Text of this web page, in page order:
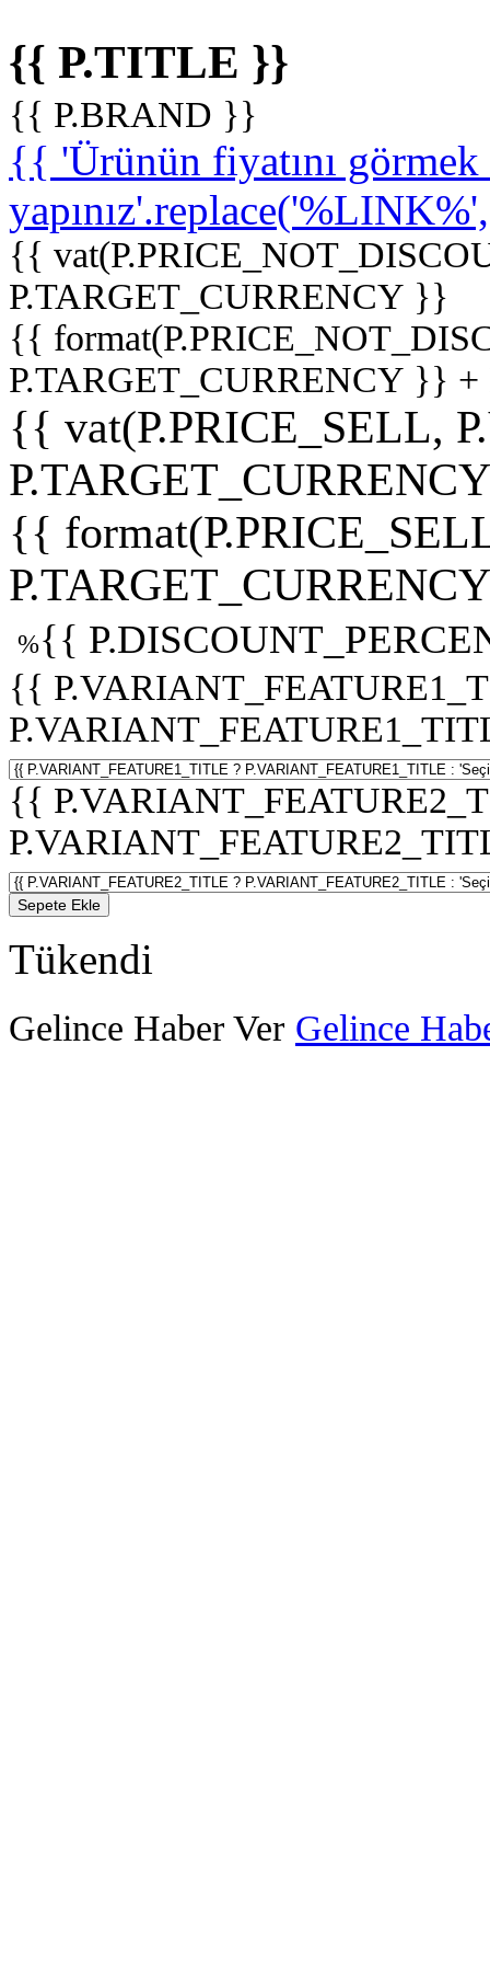
{{ P.TITLE }}
{{ P.BRAND }}
{{ 'Ürünün fiyatını
{{
P.TARGET_CURRENCY }}
{{
P.TARGET_CURRENCY }}
{{ vat(P.PRICE_SELL,
{{
%{{
{{
{{
Sepete Ekle
Tükendi
Gelince Haber Ver Gelince